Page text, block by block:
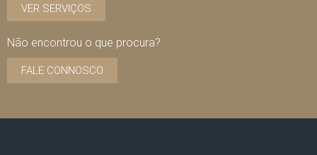
VER SERVIÇOS
Não encontrou o que procura?
FALE CONNOSCO